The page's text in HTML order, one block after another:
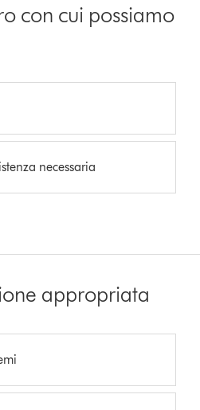
con cui possiamo
necessaria
appropriata